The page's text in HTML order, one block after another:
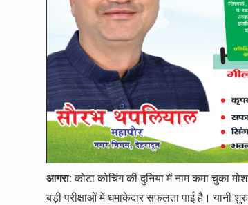
आगरा: कोटा कोचिंग की दुनिया में नाम कमा चुका
बड़ी परीक्षाओं में धमाकेदार सफलता पाई है।